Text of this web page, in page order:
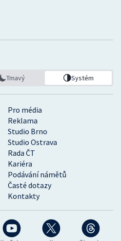
Pro média
Reklama
Studio Brno
Studio Ostrava
Rada ČT
Kariéra
Podávání námětů
Časté dotazy
Kontakty
Tmavý Systém